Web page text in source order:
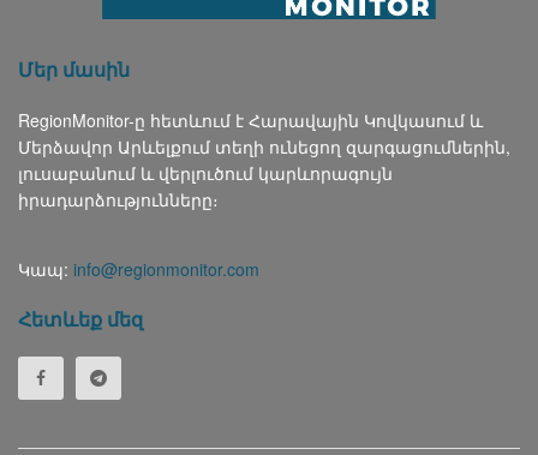
Մեր մասին
RegionMonitor-ը հետևում է Հարավային Կովկասում և
Մերձավոր Արևելքում տեղի ունեցող զարգացումներին,
լուսաբանում և վերլուծում կարևորագույն
իրադարձությունները։
Կապ: info@regionmonitor.com
Հետևեք մեզ